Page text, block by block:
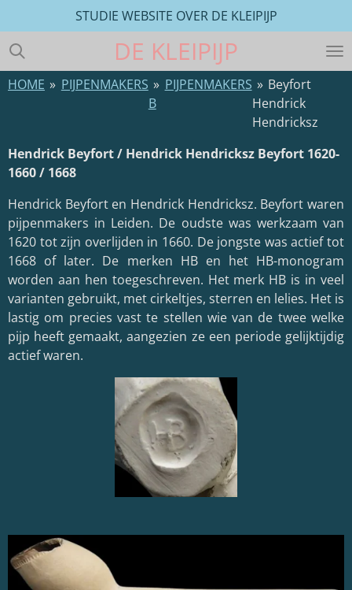
direct
naar
de
hoofdinhoud
DE KLEIPIJP
STUDIE WEBSITE OVER DE KLEIPIJP
HOME » PIJPENMAKERS » PIJPENMAKERS
B
» Beyfort
Hendrick
Hendricksz
Hendrick Beyfort / Hendrick Hendricksz Beyfort 1620-
1660 / 1668
Hendrick Beyfort en Hendrick Hendricksz. Beyfort waren
pijpenmakers in Leiden. De oudste was werkzaam van
1620 tot zijn overlijden in 1660. De jongste was actief tot
1668 of later. De merken HB en het HB-monogram
worden aan hen toegeschreven. Het merk HB is in veel
varianten gebruikt, met cirkeltjes, sterren en lelies. Het is
lastig om precies vast te stellen wie van de twee welke
pijp heeft gemaakt, aangezien ze een periode gelijktijdig
actief waren.